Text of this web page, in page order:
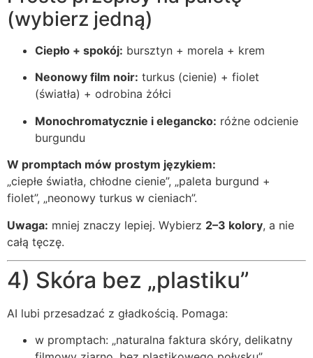
(wybierz jedną)
Ciepło + spokój: bursztyn + morela + krem
Neonowy film noir: turkus (cienie) + fiolet
(światła) + odrobina żółci
Monochromatycznie i elegancko: różne odcienie
burgundu
W promptach mów prostym językiem:
„ciepłe światła, chłodne cienie”, „paleta burgund +
fiolet”, „neonowy turkus w cieniach”.
Uwaga: mniej znaczy lepiej. Wybierz 2–3 kolory, a nie
całą tęczę.
4) Skóra bez „plastiku”
AI lubi przesadzać z gładkością. Pomaga:
w promptach: „naturalna faktura skóry, delikatny